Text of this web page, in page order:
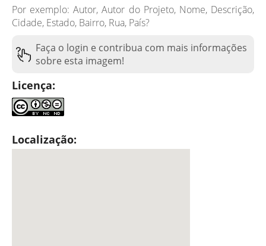
Por exemplo: Autor, Autor do Projeto, Nome, Descrição,
Cidade, Estado, Bairro, Rua, País?
Faça o login e contribua com mais informações
sobre esta imagem!
Licença:
Localização: